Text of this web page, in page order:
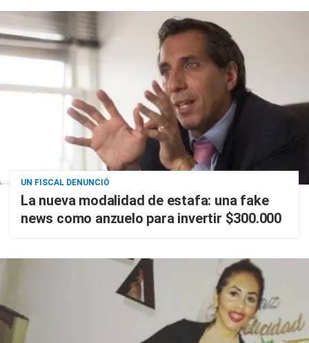
UN FISCAL DENUNCIÓ
La nueva modalidad de estafa: una fake
news como anzuelo para invertir $300.000